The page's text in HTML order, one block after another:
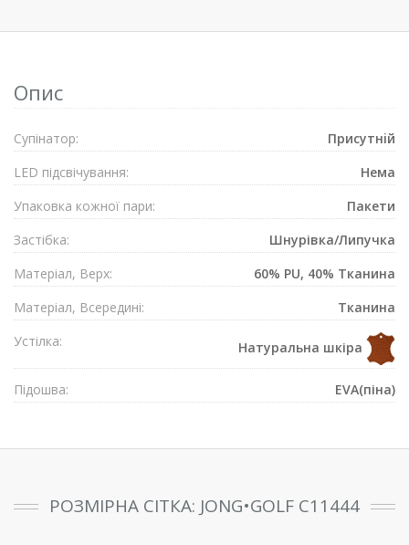
Опис
Супiнатор:
Присутнiй
LED підсвічування:
Нема
Упаковка кожної пари:
Пакети
Застібка:
Шнурівка/Липучка
Матеріал, Верх:
60% PU, 40% Тканина
Матеріал, Всередині:
Тканина
Устілка:
Натуральна шкіра
Підошва: EVA(піна)
РОЗМІРНА СІТКА: JONG•GOLF C11444